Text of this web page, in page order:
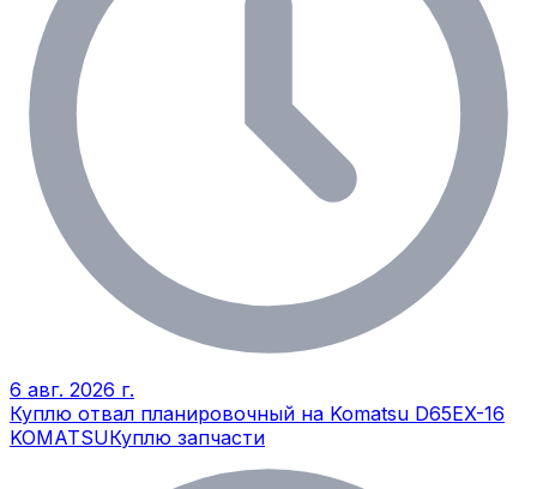
6 авг. 2026 г.
Куплю отвал планировочный на Komatsu D65EX-16
KOMATSUКуплю запчасти